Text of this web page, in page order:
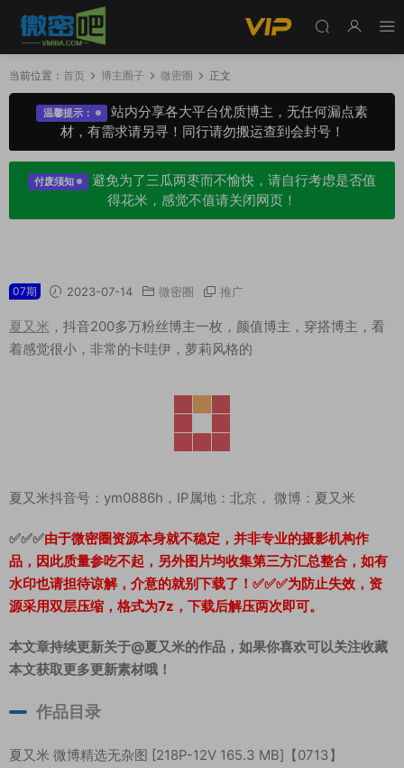
当前位置： 首页 博主圈子 微密圈 正文
温馨提示：
站内分享各大平台优质博主，无任何漏点素
材，有需求请另寻！同行请勿搬运查到会封号！
付废须知
避免为了三瓜两枣而不愉快，请自行考虑是否值
得花米，感觉不值请关闭网页！
07期 2023-07-14 微密圈 推广
夏又米 ，抖音200多万粉丝博主一枚，颜值博主，穿搭博主，看
着感觉很小，非常的卡哇伊，萝莉风格的
夏又米抖音号：ym0886h，IP属地：北京， 微博：夏又米
✅✅✅由于微密圈资源本身就不稳定，并非专业的摄影机构作
品，因此质量参吃不起，另外图片均收集第三方汇总整合，如有
水印也请担待谅解，介意的就别下载了！✅✅✅为防止失效，资
源采用双层压缩，格式为7z，下载后解压两次即可。
本文章持续更新关于@夏又米的作品，如果你喜欢可以关注收藏
本文获取更多更新素材哦！
作品目录
夏又米 微博精选无杂图 [218P-12V 165.3 MB]【0713】